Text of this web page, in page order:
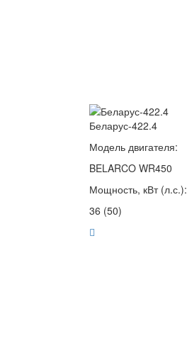
Беларус-422.4
Модель двигателя:
BELARCO WR450
Мощность, кВт (л.с.):
36 (50)